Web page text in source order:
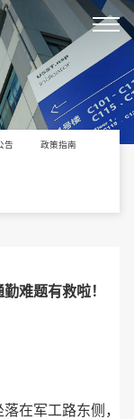
告 政策指南
难题有救啦！
在军工路东侧，